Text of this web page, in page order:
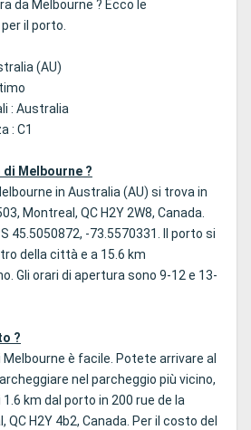
da Melbourne ? Ecco le
il porto.
(AU)
: Australia
: C1
Melbourne ?
in Australia (AU) si trova in
Montreal, QC H2Y 2W8, Canada.
45.5050872, -73.5570331. Il porto si
della città e a 15.6 km
Gli orari di apertura sono 9-12 e 13-
?
Melbourne è facile. Potete arrivare al
nel parcheggio più vicino,
km dal porto in 200 rue de la
QC H2Y 4b2, Canada. Per il costo del